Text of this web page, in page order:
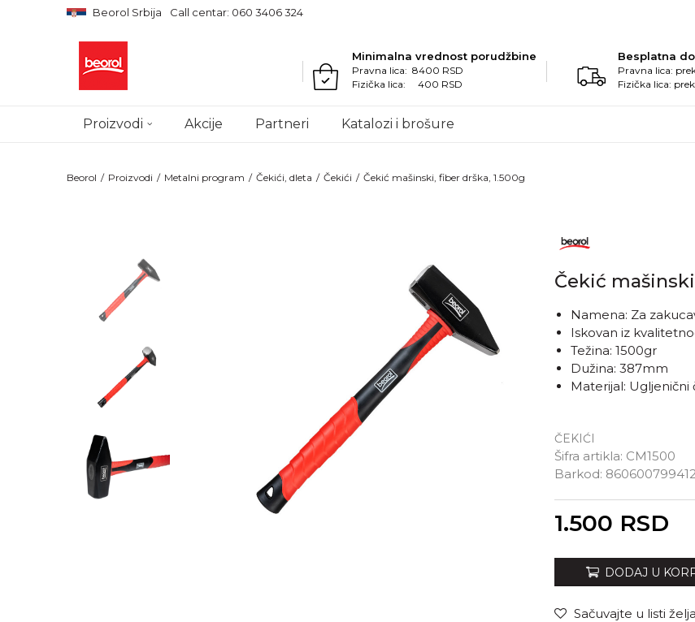
Beorol Srbija Call centar: 060 3406 324
Minimalna vrednost porudžbine
Pravna lica: 8400 RSD
Fizička lica: 400 RSD
Besplatna
Pravna lica:
Fizička lica:
Proizvodi Akcije Partneri Katalozi i brošure
Beorol Proizvodi Metalni program Čekići, dleta Čekići Čekić mašinski, fiber drška, 1.500g
Čekić
ČEKIĆI
Šifra artikla: CM1500
Barkod:
Namena: Za
Iskovan iz
Težina: 1500gr
Dužina: 387mm
Materijal: Ugljenični
1.500 RSD
DODAJ U
Sačuvajte u listi želja